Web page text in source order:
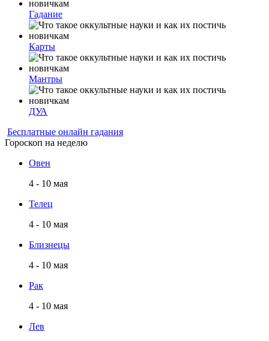
Гадание
Карты
Мантры
ДУА
Бесплатные онлайн гадания
Гороскоп на неделю
Овен
4 - 10 мая
Телец
4 - 10 мая
Близнецы
4 - 10 мая
Рак
4 - 10 мая
Лев